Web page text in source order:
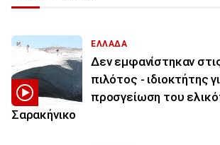
ΕΛΛΑΔΑ
Δεν εμφανίστηκαν
πιλότος - ιδιοκτήτης
προσγείωση του
Σαρακήνικο